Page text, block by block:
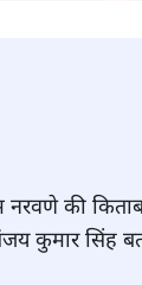
नरवणे की
कुमार सिंह